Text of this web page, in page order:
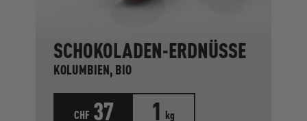
SCHOKOLADEN-ERDNÜSSE
KOLUMBIEN, BIO
CHF 37 1 kg